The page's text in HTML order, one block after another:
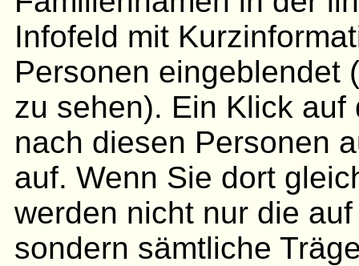
Infofeld mit
Personen eingeblendet
zu sehen). Ein Klick
nach diesen Personen
auf. Wenn Sie dort
werden nicht nur die
sondern sämtliche